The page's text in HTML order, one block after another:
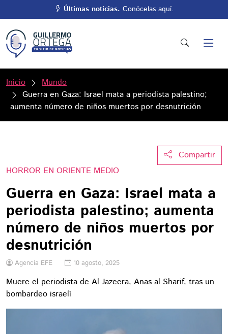
Últimas noticias. Conócelas aquí.
Inicio
Mundo
Guerra en Gaza: Israel mata a periodista palestino;
aumenta número de niños muertos por desnutrición
Compartir
HORROR EN ORIENTE MEDIO
Guerra en Gaza: Israel mata a
periodista palestino; aumenta
número de niños muertos por
desnutrición
Agencia EFE 10 agosto, 2025
Muere el periodista de Al Jazeera, Anas al Sharif, tras un
bombardeo israelí